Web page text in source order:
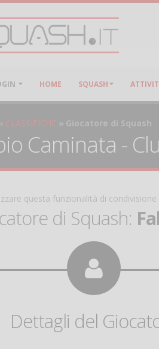
HOME SQUASH
CLASSIFICHE Giocatore di Squash
Caminata -
questa funzionalità di
di Squash:
Dettagli del